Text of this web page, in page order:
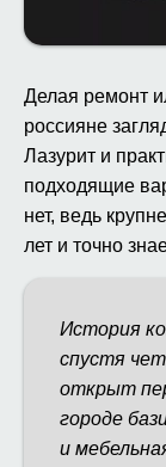
Делая ремонт
россияне
Лазурит и
подходящие
нет, ведь
лет и точно
История
спустя
открыт
городе
и